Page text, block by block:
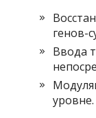
генов-
Ввода
уровне.